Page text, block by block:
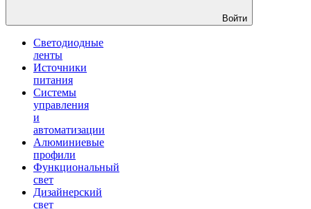
Войти
Светодиодные
ленты
Источники
питания
Системы
управления
и
автоматизации
Алюминиевые
профили
Функциональный
свет
Дизайнерский
свет